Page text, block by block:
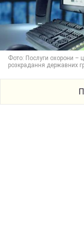
Фото: Послуги охорони –
розкрадання державних